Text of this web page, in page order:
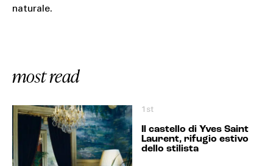
naturale.
most read
1st
Il castello di Yves Saint
Laurent, rifugio estivo
dello stilista